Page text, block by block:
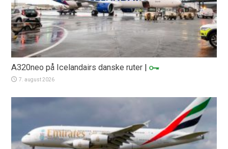
A320neo på Icelandairs danske ruter |
7. august 2026